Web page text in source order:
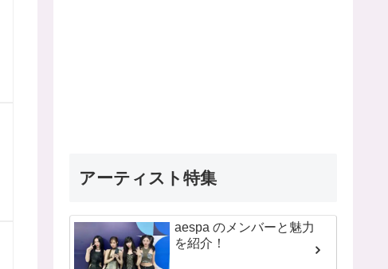
アーティスト特集
aespa のメンバーと魅力
を紹介！